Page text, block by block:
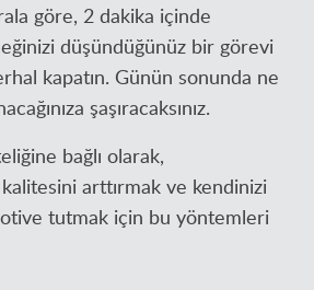
göre, 2 dakika içinde
düşündüğünüz bir görevi
kapatın. Günün sonunda ne
şaşıracaksınız.
bağlı olarak,
kalitesini arttırmak ve kendinizi
tutmak için bu yöntemleri